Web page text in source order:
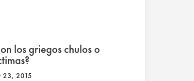
los griegos chulos o
23, 2015